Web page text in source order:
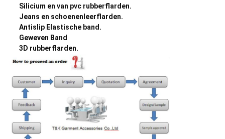
Silicium en van pvc rubberflarden.
Jeans en schoenenleerflarden.
Antislip Elastische band.
Geweven Band
3D rubberflarden.